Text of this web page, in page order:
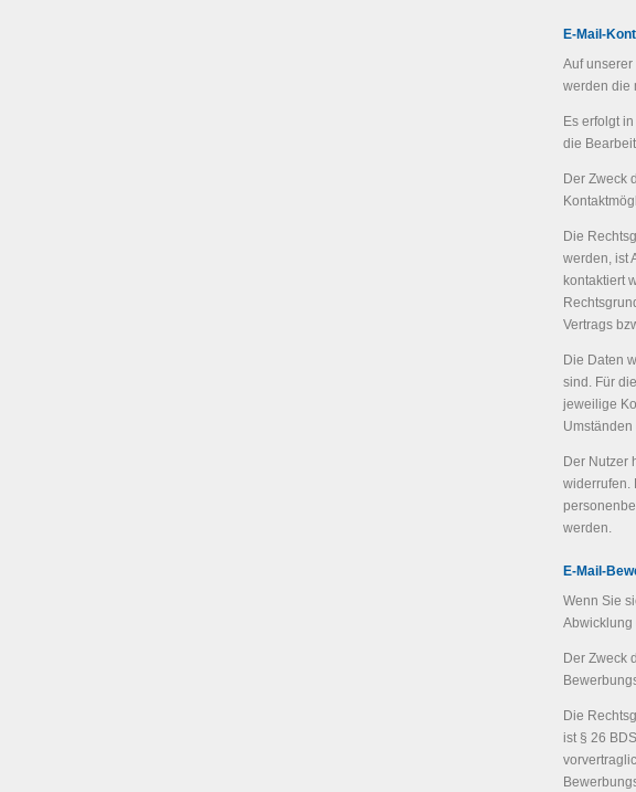
E-Mail-
Auf unserer
werden die
Es erfolgt
die
Der Zweck
Die
werden, ist
kontaktiert
Vertrags
Die Daten
sind. Für
jeweilige
Der Nutzer
widerrufen.
werden.
E-Mail-
Wenn Sie
Abwicklung
Der Zweck
Die
ist § 26